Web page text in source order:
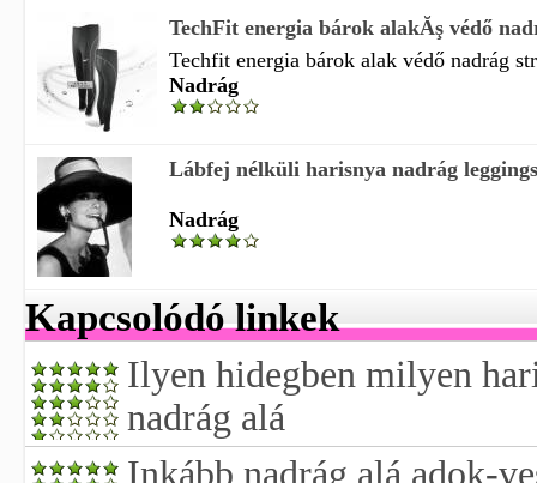
TechFit energia bárok alakĂş védő
Techfit energia bárok alak védő nadrág
Nadrág
Lábfej nélküli harisnya nadrág leggings
Nadrág
Kapcsolódó linkek
Ilyen hidegben milyen
nadrág alá
Inkább nadrág alá adok-